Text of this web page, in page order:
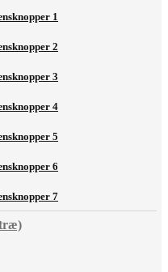
1
2
3
4
5
6
7